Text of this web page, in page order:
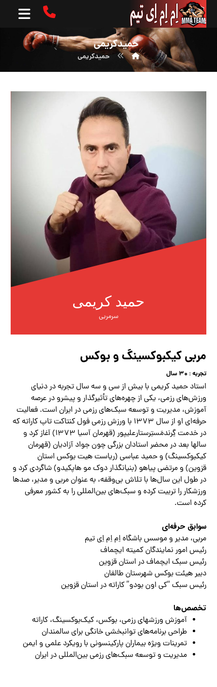
حمیدکریمی
حمیدکریمی
حمید کریمی
سرمربی
مربی کیکبوکسینگ و بوکس
تجربه : ۳۰ سال
استاد حمید کریمی با بیش از سی و سه سال تجربه در دنیای
ورزش‌های رزمی، یکی از چهره‌های تأثیرگذار و پیشرو در عرصه
آموزش، مدیریت و توسعه سبک‌های رزمی در ایران است. فعالیت
حرفه‌ای او از سال ۱۳۷۳ با ورزش رزمی
فول کنتاکت تاپ کاراتهکه
در خدمتگِرندمَستِرستارعلیپور (قهرمان آسیا ۱۳۷۳)
آغاز کرد و
سالها بعد در محضر استادان بزرگی چونجواد آزادیان (قهرمان
کیکبوکسینگ) وحمید عباسی (ریاست هیت بوکس استان
قزوین) ومرتضی پیاهو (بنیانگذار دوک مو هاپکیدو)شاگردی کرد و
در طول این سال‌ها با تلاش بی‌وقفه، به عنوان مربی و مدیر، صدها
ورزشکار را تربیت کرده و سبک‌های بین‌المللی را به کشور معرفی
کرده است.
سوابق حرفه‌ای
مربی، مدیر و موسس باشگاه اِم اِم اِی تیم
رئیس امور نمایندگان کمیته ایچماف
رئیس سبک ایچماف در استان قزوین
دبیر هیئت بوکس شهرستان طالقان
رئیس سبک “کی اون بودو” کاراته در استان قزوین
تخصص‌ها
آموزش ورزشهای رزمی، بوکس، کیک‌بوکسینگ، کاراته
طراحی برنامه‌های توانبخشی خانگی برای سالمندان
تمرینات ویژه بیماران پارکینسونی با رویکرد علمی و ایمن
مدیریت و توسعه سبک‌های رزمی بین‌المللی در ایران